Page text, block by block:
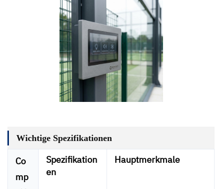
Wichtige Spezifikationen
Co
mp
Spezifikation
en
Hauptmerkmale